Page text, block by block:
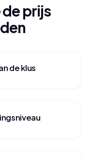
prijs
de klus